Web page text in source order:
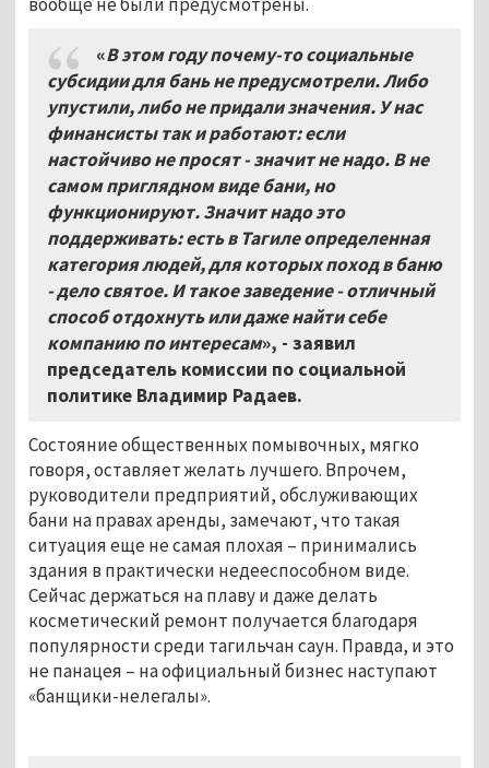
«В этом году почему-то социальные
субсидии для бань не предусмотрели. Либо
упустили, либо не придали значения. У нас
финансисты так и работают: если
настойчиво не просят - значит не надо. В не
самом приглядном виде бани, но
функционируют. Значит надо это
поддерживать: есть в Тагиле определенная
категория людей, для которых поход в баню
- дело святое. И такое заведение - отличный
способ отдохнуть или даже найти себе
компанию по интересам», - заявил
председатель комиссии по социальной
политике Владимир Радаев.
Состояние общественных помывочных, мягко
говоря, оставляет желать лучшего. Впрочем,
руководители предприятий, обслуживающих
бани на правах аренды, замечают, что такая
ситуация еще не самая плохая – принимались
здания в практически недееспособном виде.
Сейчас держаться на плаву и даже делать
косметический ремонт получается благодаря
популярности среди тагильчан саун. Правда, и это
не панацея – на официальный бизнес наступают
«банщики-нелегалы».